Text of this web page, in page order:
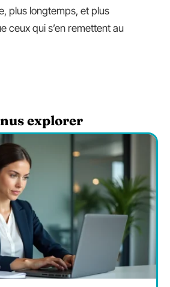
plus longtemps, et plus
ceux qui s’en remettent au
explorer